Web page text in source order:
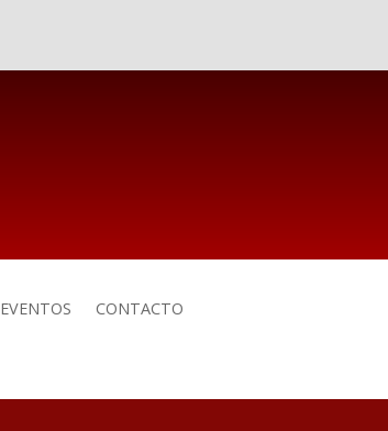
EVENTOS
CONTACTO